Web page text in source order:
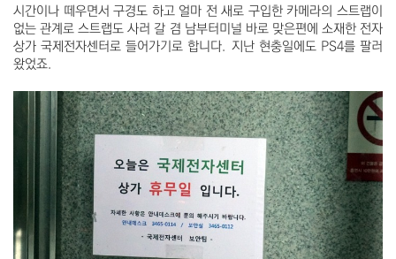
시간이나 떼우면서 구경도 하고 얼마 전 새로 구입한 카메라의 스트랩이
없는 관계로 스트랩도 사러 갈 겸 남부터미널 바로 맞은편에 소재한 전자
상가 국제전자센터로 들어가기로 합니다. 지난 현충일에도 PS4를 팔러
왔었죠.